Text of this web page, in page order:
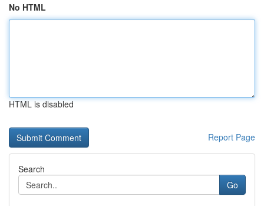
No HTML
HTML is disabled
Report Page
Search
Go